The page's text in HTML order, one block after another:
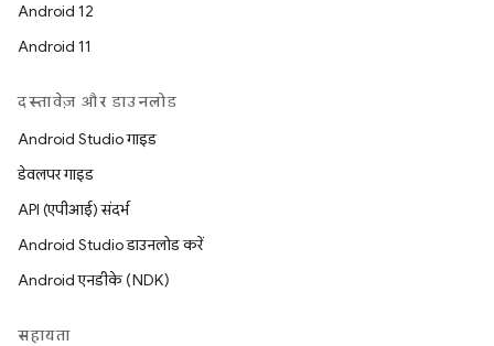
Android 12
Android 11
दस्तावेज़ और डाउनलोड
Android Studio गाइड
डेवलपर गाइड
API (एपीआई) संदर्भ
Android Studio डाउनलोड करें
Android एनडीके (NDK)
सहायता